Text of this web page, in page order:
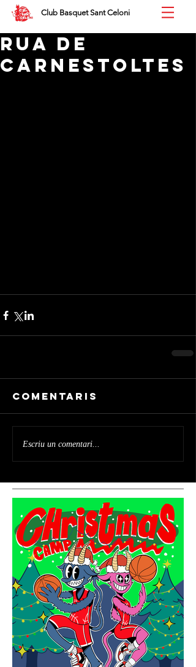
Club Basquet Sant Celoni
RUA DE
CARNESTOLTES
Comentaris
Escriu un comentari...